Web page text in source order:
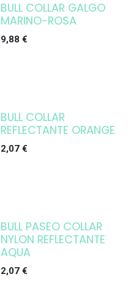
BULL COLLAR GALGO
MARINO-ROSA
9,88 €
BULL COLLAR
REFLECTANTE ORANGE
2,07€
BULL PASEO COLLAR
NYLON REFLECTANTE
AQUA
2,07€